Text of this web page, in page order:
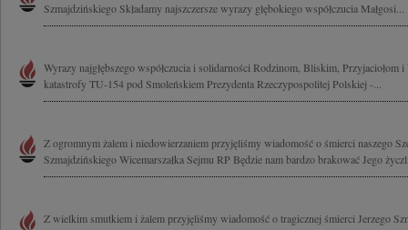
Szmajdzińskiego Składamy najszczersze wyrazy głębokiego współczucia Małgosi...
Wyrazy najgłębszego współczucia i solidarności Rodzinom, Bliskim, Przyjaciołom
katastrofy TU-154 pod Smoleńskiem Prezydenta Rzeczypospolitej Polskiej -...
Z ogromnym żalem i niedowierzaniem przyjęliśmy wiadomość o śmierci naszego
Szmajdzińskiego Wicemarszałka Sejmu RP Będzie nam bardzo brakować Jego
Z wielkim smutkiem i żalem przyjęliśmy wiadomość o tragicznej śmierci Jerzego